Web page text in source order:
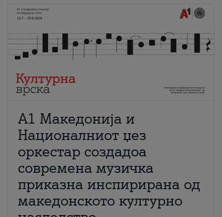
А1 Македонија и
Националниот џез
оркестар создадоа
современа музичка
приказна инспирирана од
македонското културно